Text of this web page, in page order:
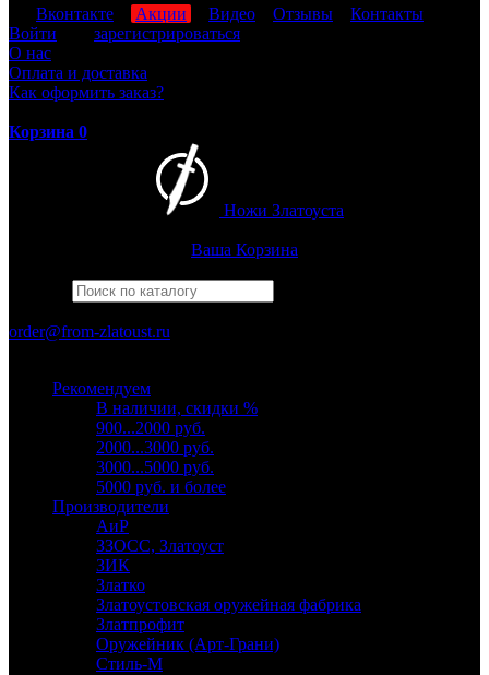
Вконтакте Акции Видео Отзывы
Контакты
Войти
зарегистрироваться
О нас
Оплата и доставка
Как оформить заказ?
Корзина 0
Ножи Златоуста
Ваша Корзина
order@from-zlatoust.ru
Рекомендуем
В наличии, скидки %
900...2000 руб.
2000...3000 руб.
3000...5000 руб.
5000 руб. и более
Производители
АиР
ЗЗОСС, Златоуст
ЗИК
Златко
Златоустовская оружейная фабрика
Златпрофит
Оружейник (Арт-Грани)
Стиль-М